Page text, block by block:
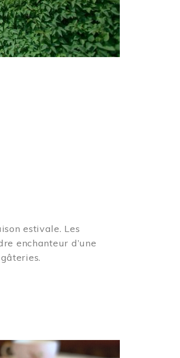
estivale. Les
enchanteur d’une